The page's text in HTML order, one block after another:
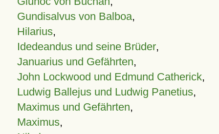
Gundisalvus von Balboa,
Hilarius,
Idedeandus und seine Brüder,
Januarius und Gefährten,
John Lockwood und Edmund Catherick,
Ludwig Ballejus und Ludwig Panetius,
Maximus und Gefährten,
Maximus,